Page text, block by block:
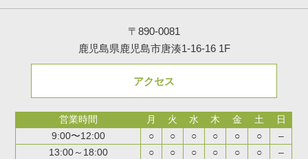
〒890-0081
鹿児島県鹿児島市唐湊1-16-16 1F
アクセス
営業時間 月 火 水 木 金 土
日
9:00〜12:00
○ ○ ○ ○ ○ ○
–
13:00～18:00
○ ○ ○ ○ ○ ○ –